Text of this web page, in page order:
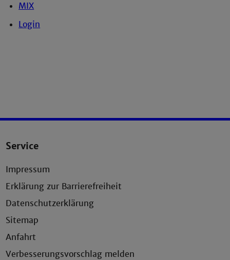
MIX
Login
Service
Impressum
Erklärung zur Barrierefreiheit
Datenschutzerklärung
Sitemap
Anfahrt
Verbesserungsvorschlag melden